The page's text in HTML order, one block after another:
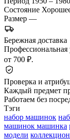
Состояние
Размер —
Бережная доставка
Профессиональная
от 700 ₽.
Проверка и
Каждый предмет
Работаем без
Тэги
набор машинок
машинок машинка
модели